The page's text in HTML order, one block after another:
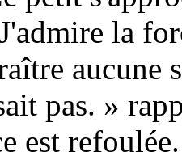
la
aucune
pas. »
est refoulée.